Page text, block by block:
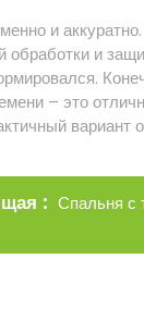
и
обработки и
– это
вариант
Новые
Спальня с